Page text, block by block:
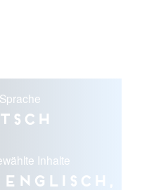
Inhalte
Englisch,